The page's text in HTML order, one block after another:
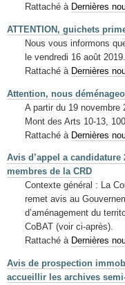
Rattaché à Dernières
ATTENTION, guichets
Nous vous informons
le vendredi 16 août
Rattaché à Dernières
Attention, nous
A partir du 19 novembre
Mont des Arts 10-13,
Rattaché à Dernières
Avis d’appel a
membres de la CRD
Contexte général : La
remet avis au
d’aménagement du
CoBAT (voir ci-après).
Rattaché à Dernières
Avis de prospection
accueillir les archives